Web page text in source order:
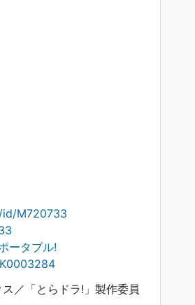
M720733
ータブル!
／「とらドラ!」製作委員